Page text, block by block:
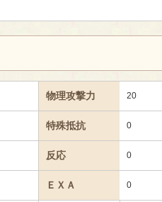
物理攻撃力 20
特殊抵抗 0
反応 0
ＥＸＡ 0